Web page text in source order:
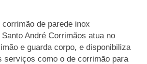
de parede inox
Santo André Corrimãos atua no
e guarda corpo, e disponibiliza
serviços como o de corrimão para